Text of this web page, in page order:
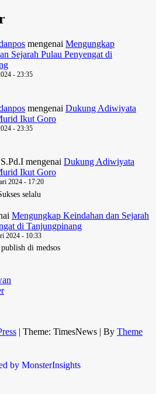
mengenai Mengungkap
Sejarah Pulau Penyengat di
- 23:35
mengenai Dukung Adiwiyata
Ikut Goro
- 23:35
mengenai Dukung Adiwiyata
Ikut Goro
2024 - 17:20
selalu
Mengungkap Keindahan dan Sejarah
di Tanjungpinang
2024 - 10:33
di medsos
| Theme: TimesNews | By Theme